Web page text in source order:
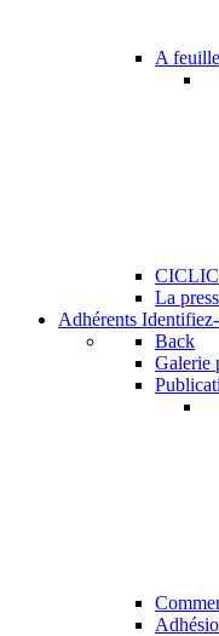
A
CICLIC
La
Adhérents
Back
Galerie